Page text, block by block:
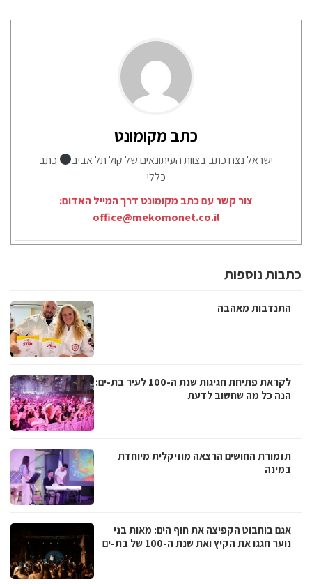
כתב מקומונט
ישראל נצח כתב בצוות העיתונאים של קול תל אביב
כתב
כללי
צור קשר עם כתב מקומונט דרך המייל האדום:
office@mekomonet.co.il
כתבות נוספות
התנדבות מאהבה
לקראת פתיחת חגיגות שנת ה-100 לעיר בת-ים:
הנה כל מה שחשוב לדעת
תזמורת החושים הרצאה מוזיקלית מיוחדת
במינה
אגם בוחבוט הקפיצה את חוף הים: מאות בני
נוער חגגו את הקיץ ואת שנת ה-100 של בת-ים